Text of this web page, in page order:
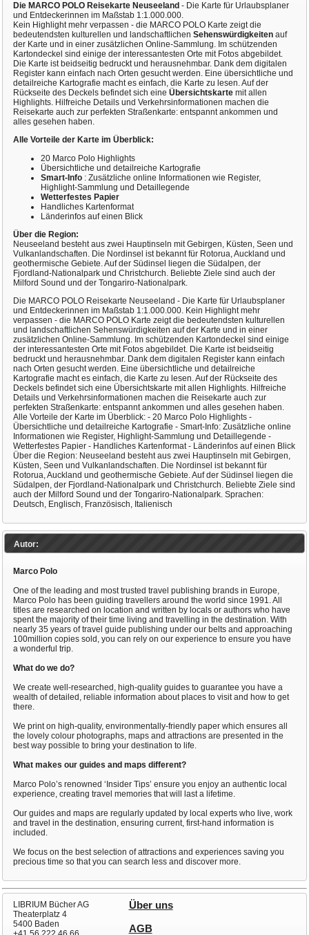
Die MARCO POLO Reisekarte Neuseeland - Die Karte für Urlaubsplaner
und Entdeckerinnen im Maßstab 1:1.000.000.
Kein Highlight mehr verpassen - die MARCO POLO Karte zeigt die
bedeutendsten kulturellen und landschaftlichen Sehenswürdigkeitenauf
der Karte und in einer zusätzlichen Online-Sammlung. Im schützenden
Kartondeckel sind einige der interessantesten Orte mit Fotos abgebildet.
Die Karte ist beidseitig bedruckt und herausnehmbar. Dank dem digitalen
Register kann einfach nach Orten gesucht werden. Eine übersichtliche und
detailreiche Kartografie macht es einfach, die Karte zu lesen. Auf der
Rückseite des Deckels befindet sich eine Übersichtskartemit allen
Highlights. Hilfreiche Details und Verkehrsinformationen machen die
Reisekarte auch zur perfekten Straßenkarte: entspannt ankommen und
alles gesehen haben.
Alle Vorteile der Karte im Überblick:
20 Marco Polo Highlights
Übersichtliche und detailreiche Kartografie
Smart-Info: Zusätzliche online Informationen wie Register,
Highlight-Sammlung und Detaillegende
Wetterfestes Papier
Handliches Kartenformat
Länderinfos auf einen Blick
Über die Region:
Neuseeland besteht aus zwei Hauptinseln mit Gebirgen, Küsten, Seen und
Vulkanlandschaften. Die Nordinsel ist bekannt für Rotorua, Auckland und
geothermische Gebiete. Auf der Südinsel liegen die Südalpen, der
Fjordland-Nationalpark und Christchurch. Beliebte Ziele sind auch der
Milford Sound und der Tongariro-Nationalpark.
Die MARCO POLO Reisekarte Neuseeland - Die Karte für Urlaubsplaner
und Entdeckerinnen im Maßstab 1:1.000.000. Kein Highlight mehr
verpassen - die MARCO POLO Karte zeigt die bedeutendsten kulturellen
und landschaftlichen Sehenswürdigkeiten auf der Karte und in einer
zusätzlichen Online-Sammlung. Im schützenden Kartondeckel sind einige
der interessantesten Orte mit Fotos abgebildet. Die Karte ist beidseitig
bedruckt und herausnehmbar. Dank dem digitalen Register kann einfach
nach Orten gesucht werden. Eine übersichtliche und detailreiche
Kartografie macht es einfach, die Karte zu lesen. Auf der Rückseite des
Deckels befindet sich eine Übersichtskarte mit allen Highlights. Hilfreiche
Details und Verkehrsinformationen machen die Reisekarte auch zur
perfekten Straßenkarte: entspannt ankommen und alles gesehen haben.
Alle Vorteile der Karte im Überblick: - 20 Marco Polo Highlights -
Übersichtliche und detailreiche Kartografie - Smart-Info: Zusätzliche online
Informationen wie Register, Highlight-Sammlung und Detaillegende -
Wetterfestes Papier - Handliches Kartenformat - Länderinfos auf einen Blick
Über die Region: Neuseeland besteht aus zwei Hauptinseln mit Gebirgen,
Küsten, Seen und Vulkanlandschaften. Die Nordinsel ist bekannt für
Rotorua, Auckland und geothermische Gebiete. Auf der Südinsel liegen die
Südalpen, der Fjordland-Nationalpark und Christchurch. Beliebte Ziele sind
auch der Milford Sound und der Tongariro-Nationalpark. Sprachen:
Deutsch, Englisch, Französisch, Italienisch
Autor:
Marco Polo
One of the leading and most trusted travel publishing brands in Europe,
Marco Polo has been guiding travellers around the world since 1991. All
titles are researched on location and written by locals or authors who have
spent the majority of their time living and travelling in the destination. With
nearly 35 years of travel guide publishing under our belts and approaching
100million copies sold, you can rely on our experience to ensure you have
a wonderful trip.
What do we do?
We create well-researched, high-quality guides to guarantee you have a
wealth of detailed, reliable information about places to visit and how to get
there.
We print on high-quality, environmentally-friendly paper which ensures all
the lovely colour photographs, maps and attractions are presented in the
best way possible to bring your destination to life.
What makes our guides and maps different?
Marco Polo’s renowned ‘Insider Tips’ ensure you enjoy an authentic local
experience, creating travel memories that will last a lifetime.
Our guides and maps are regularly updated by local experts who live, work
and travel in the destination, ensuring current, first-hand information is
included.
We focus on the best selection of attractions and experiences saving you
precious time so that you can search less and discover more.
LIBRIUM Bücher AG
Theaterplatz 4
5400 Baden
Über uns
AGB